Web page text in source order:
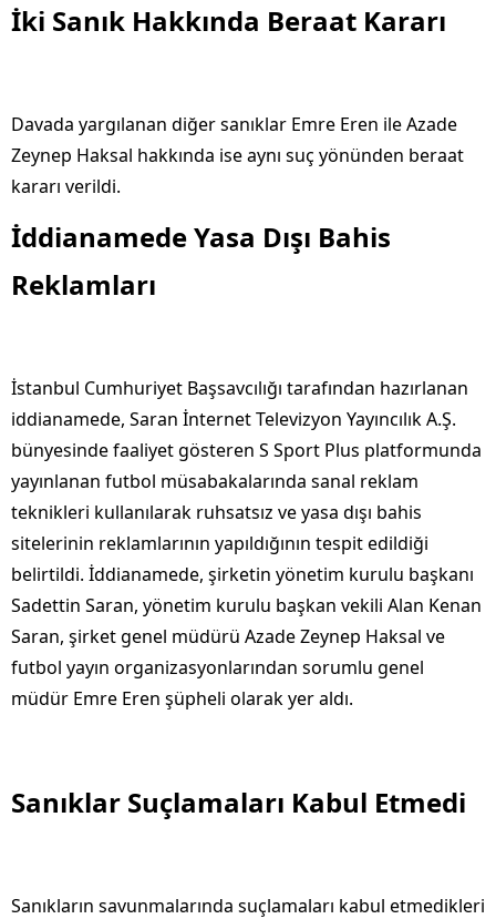
İki Sanık Hakkında Beraat Kararı
Davada yargılanan diğer sanıklar Emre Eren ile Azade
Zeynep Haksal hakkında ise aynı suç yönünden beraat
kararı verildi.
İddianamede Yasa Dışı Bahis
Reklamları
İstanbul Cumhuriyet Başsavcılığı tarafından hazırlanan
iddianamede, Saran İnternet Televizyon Yayıncılık A.Ş.
bünyesinde faaliyet gösteren S Sport Plus platformunda
yayınlanan futbol müsabakalarında sanal reklam
teknikleri kullanılarak ruhsatsız ve yasa dışı bahis
sitelerinin reklamlarının yapıldığının tespit edildiği
belirtildi. İddianamede, şirketin yönetim kurulu başkanı
Sadettin Saran, yönetim kurulu başkan vekili Alan Kenan
Saran, şirket genel müdürü Azade Zeynep Haksal ve
futbol yayın organizasyonlarından sorumlu genel
müdür Emre Eren şüpheli olarak yer aldı.
Sanıklar Suçlamaları Kabul Etmedi
Sanıkların savunmalarında suçlamaları kabul etmedikleri